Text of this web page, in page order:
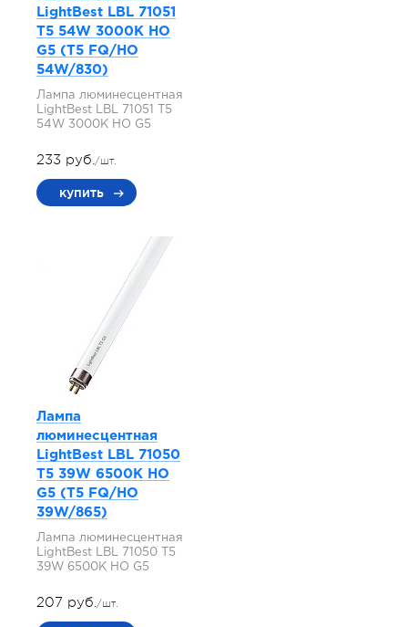
LightBest LBL 71051
T5 54W 3000K HO
G5 (T5 FQ/HO
54W/830)
Лампа люминесцентная
LightBest LBL 71051 T5
54W 3000K HO G5
233 руб./шт.
купить
Лампа
люминесцентная
LightBest LBL 71050
T5 39W 6500K HO
G5 (T5 FQ/HO
39W/865)
Лампа люминесцентная
LightBest LBL 71050 T5
39W 6500K HO G5
207 руб./шт.